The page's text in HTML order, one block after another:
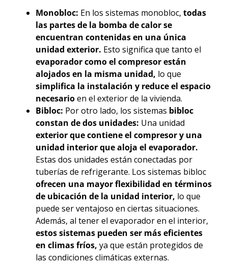
Monobloc: En los sistemas monobloc, todas
las partes de la bomba de calor se
encuentran contenidas en una única
unidad exterior. Esto significa que tanto el
evaporador como el compresor están
alojados en la misma unidad, lo que
simplifica la instalación y reduce el espacio
necesarioen el exterior de la vivienda.
Bibloc: Por otro lado, los sistemas bibloc
constan de dos unidades: Una unidad
exterior que contiene el compresor y una
unidad interior que aloja el evaporador.
Estas dos unidades están conectadas por
tuberías de refrigerante. Los sistemas bibloc
ofrecen una mayor flexibilidad en términos
de ubicación de la unidad interior, lo que
puede ser ventajoso en ciertas situaciones.
Además, al tener el evaporador en el interior,
estos sistemas pueden ser más eficientes
en climas fríos, ya que están protegidos de
las condiciones climáticas externas.